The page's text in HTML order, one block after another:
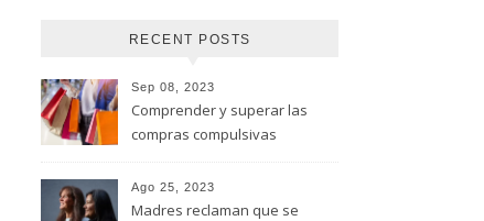
RECENT POSTS
Sep 08, 2023
Comprender y superar las
compras compulsivas
Ago 25, 2023
Madres reclaman que se